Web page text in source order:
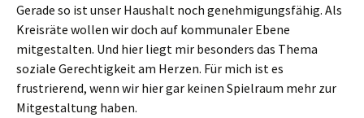
Gerade so ist unser Haushalt noch genehmigungsfähig. Als
Kreisräte wollen wir doch auf kommunaler Ebene
mitgestalten. Und hier liegt mir besonders das Thema
soziale Gerechtigkeit am Herzen. Für mich ist es
frustrierend, wenn wir hier gar keinen Spielraum mehr zur
Mitgestaltung haben.